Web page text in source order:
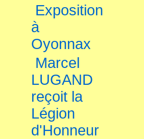
Exposition
à
Oyonnax
Marcel
LUGAND
reçoit la
Légion
d'Honneur